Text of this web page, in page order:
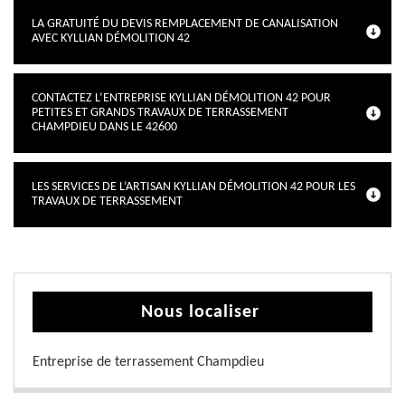
LA GRATUITÉ DU DEVIS REMPLACEMENT DE CANALISATION
AVEC KYLLIAN DÉMOLITION 42
CONTACTEZ L’ENTREPRISE KYLLIAN DÉMOLITION 42 POUR
PETITES ET GRANDS TRAVAUX DE TERRASSEMENT
CHAMPDIEU DANS LE 42600
LES SERVICES DE L’ARTISAN KYLLIAN DÉMOLITION 42 POUR LES
TRAVAUX DE TERRASSEMENT
Nous localiser
Entreprise de terrassement Champdieu